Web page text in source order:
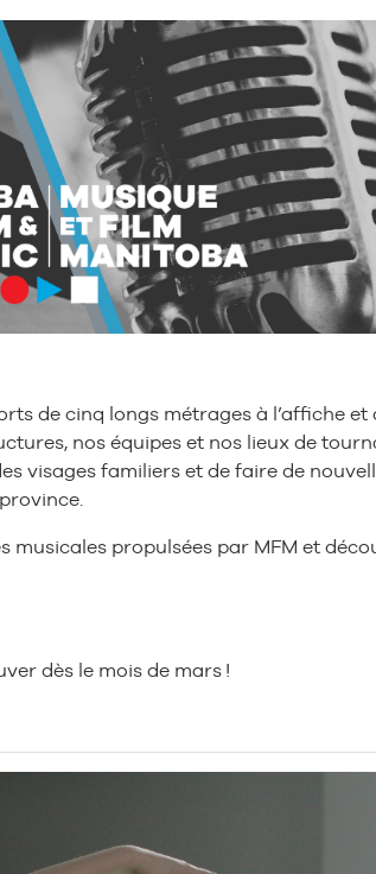
de cinq longs métrages à l’affiche et
nos équipes et nos lieux de
visages familiers et de faire de
propulsées par MFM et
dès le mois de mars !